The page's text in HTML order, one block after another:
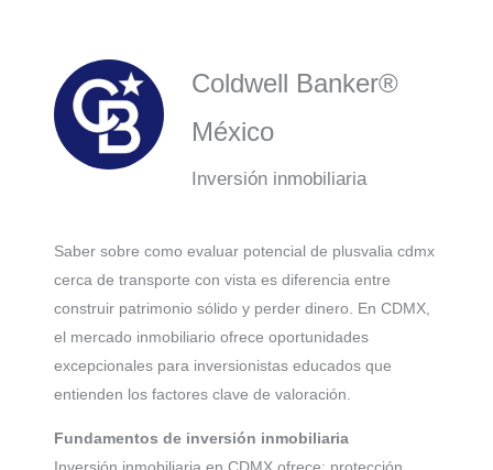
Coldwell Banker®
México
Inversión inmobiliaria
Saber sobre como evaluar potencial de plusvalia cdmx
cerca de transporte con vista es diferencia entre
construir patrimonio sólido y perder dinero. En CDMX,
el mercado inmobiliario ofrece oportunidades
excepcionales para inversionistas educados que
entienden los factores clave de valoración.
Fundamentos de inversión inmobiliaria